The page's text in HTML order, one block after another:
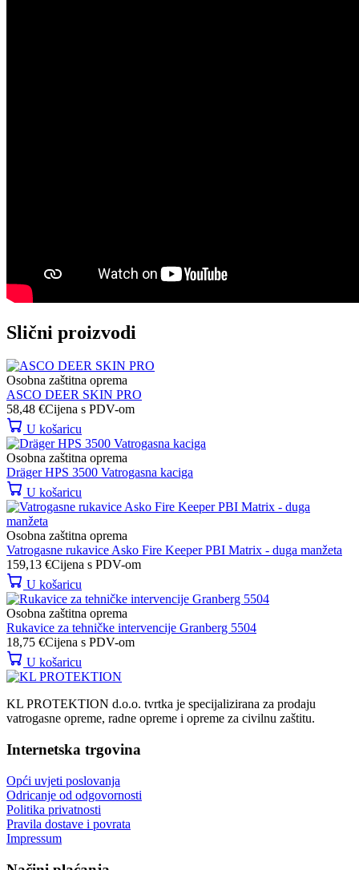
Slični proizvodi
Osobna zaštitna oprema
ASCO DEER SKIN PRO
58,48 €Cijena s PDV-om
U košaricu
Osobna zaštitna oprema
Dräger HPS 3500 Vatrogasna kaciga
U košaricu
Osobna zaštitna oprema
Vatrogasne rukavice Asko Fire Keeper PBI Matrix - duga manžeta
159,13 €Cijena s PDV-om
U košaricu
Osobna zaštitna oprema
Rukavice za tehničke intervencije Granberg 5504
18,75 €Cijena s PDV-om
U košaricu
KL PROTEKTION d.o.o. tvrtka je specijalizirana za prodaju
vatrogasne opreme, radne opreme i opreme za civilnu zaštitu.
Internetska trgovina
Opći uvjeti poslovanja
Odricanje od odgovornosti
Politika privatnosti
Pravila dostave i povrata
Impressum